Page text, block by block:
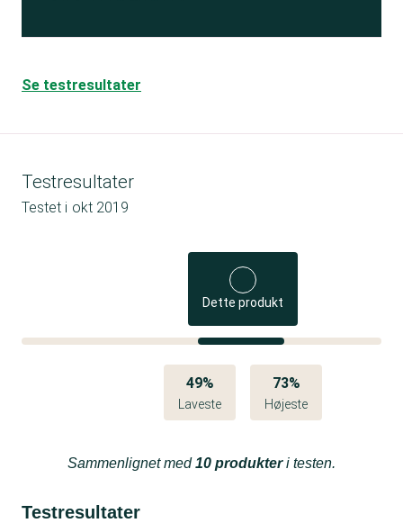
Se testresultater
Testresultater
Testet i okt 2019
Dette produkt
49%
Laveste
73%
Højeste
Sammenlignet med10 produkteri testen.
Testresultater